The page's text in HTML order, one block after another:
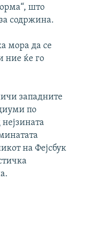
што
содржина.
мора да се
ние ќе го
западните
по
на Фејсбук